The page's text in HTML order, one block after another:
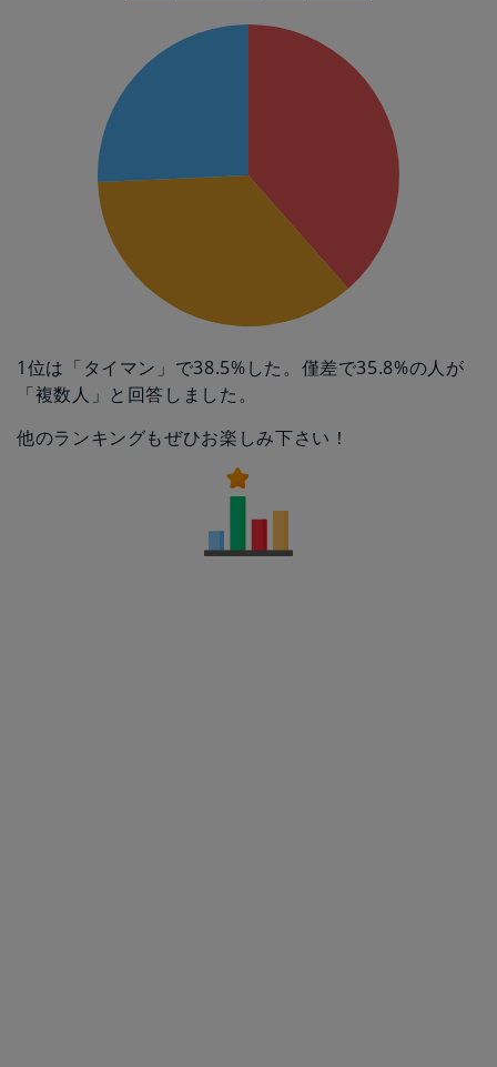
1位は「タイマン」で38.5%した。僅差で35.8%の人が
「複数人」と回答しました。
他のランキングもぜひお楽しみ下さい！